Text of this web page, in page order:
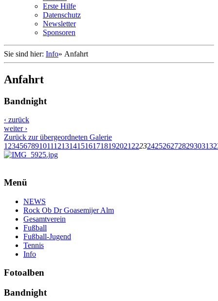
Erste Hilfe
Datenschutz
Newsletter
Sponsoren
Sie sind hier: Info» Anfahrt
Anfahrt
Bandnight
‹ zurück
weiter ›
Zurück zur übergeordneten Galerie
1 23456789101112131415161718192021 2223242526272829303132
Menü
NEWS
Rock Ob Dr Goasemijer Alm
Gesamtverein
Fußball
Fußball-Jugend
Tennis
Info
Fotoalben
Bandnight